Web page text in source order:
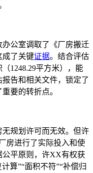
公室调取了《厂房搬迁
成了关键证据。结合评估
1248.29平方米），能
告和相关文件，锁定了
要的转折点。
无规划许可而无效。但许
房进行了实际投入和使
平原则，许XX有权获
算”“面积不符”“补偿归